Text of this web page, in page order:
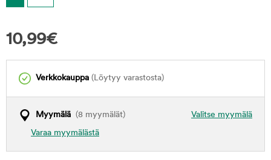
10,99€
Verkkokauppa (Löytyy varastosta)
Valitse myymälä
Myymälä (8 myymälät)
Varaa myymälästä